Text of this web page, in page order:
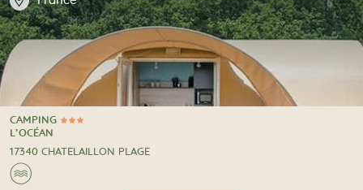
3 Étoiles
CAMPING
CAMPING
L’OCÉAN
17340 CHATELAILLON PLAGE
Au bord de l'eau
🌊